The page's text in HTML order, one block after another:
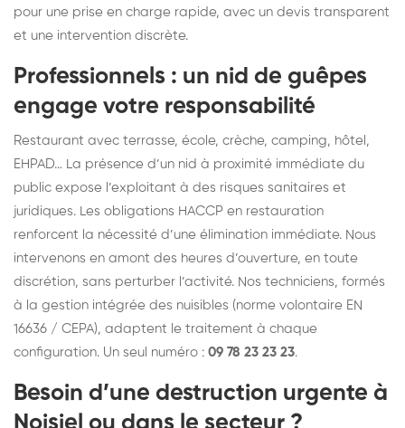
pour une prise en charge rapide, avec un devis transparent
et une intervention discrète.
Professionnels : un nid de guêpes
engage votre responsabilité
Restaurant avec terrasse, école, crèche, camping, hôtel,
EHPAD… La présence d’un nid à proximité immédiate du
public expose l’exploitant à des risques sanitaires et
juridiques. Les obligations HACCP en restauration
renforcent la nécessité d’une élimination immédiate. Nous
intervenons en amont des heures d’ouverture, en toute
discrétion, sans perturber l’activité. Nos techniciens, formés
à la gestion intégrée des nuisibles (norme volontaire EN
16636 / CEPA), adaptent le traitement à chaque
configuration. Un seul numéro : 09 78 23 23 23.
Besoin d’une destruction urgente à
Noisiel ou dans le secteur ?